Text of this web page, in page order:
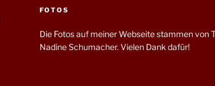
FOTOS
Die Fotos auf meiner Webseite stammen von
Nadine Schumacher. Vielen Dank dafür!